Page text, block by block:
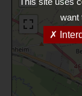
want
✗